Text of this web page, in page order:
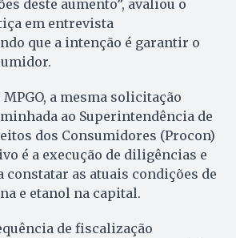
deste aumento”, avaliou o
em entrevista
que a intenção é garantir o
a mesma solicitação
ao Superintendência de
dos Consumidores (Procon)
é a execução de diligências e
constatar as atuais condições de
e etanol na capital.
de fiscalização